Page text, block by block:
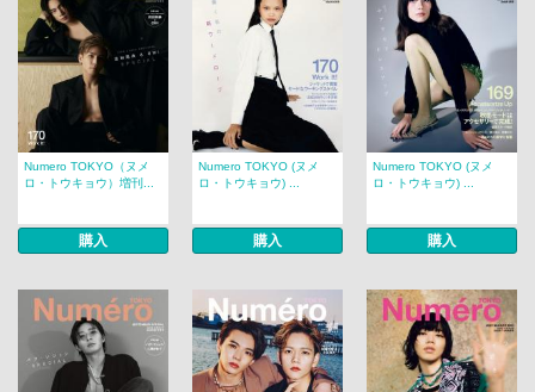
Numero TOKYO（ヌメ
ロ・トウキョウ）増刊...
購入
Numero TOKYO (ヌメ
ロ・トウキョウ) ...
購入
Numero TOKYO (ヌメ
ロ・トウキョウ) ...
購入